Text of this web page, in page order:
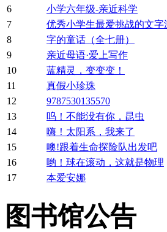
6
小学六年级-亲近科学
7
优秀小学生最爱挑战的文字
8
字的童话（全七册）
9
亲近母语·爱上写作
10
蓝精灵，变变变！
11
真假小珍珠
12
9787530135570
13
呜！不能没有你，昆虫
14
嗨！太阳系，我来了
15
噢!跟着生命探险队出发吧
16
哟！球在滚动，这就是物理
17
本爱安娜
图书馆公告